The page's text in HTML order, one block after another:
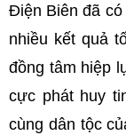
Điện Biên đã
nhiều kết quả
đồng tâm hiệp
cực phát huy
cùng dân tộc